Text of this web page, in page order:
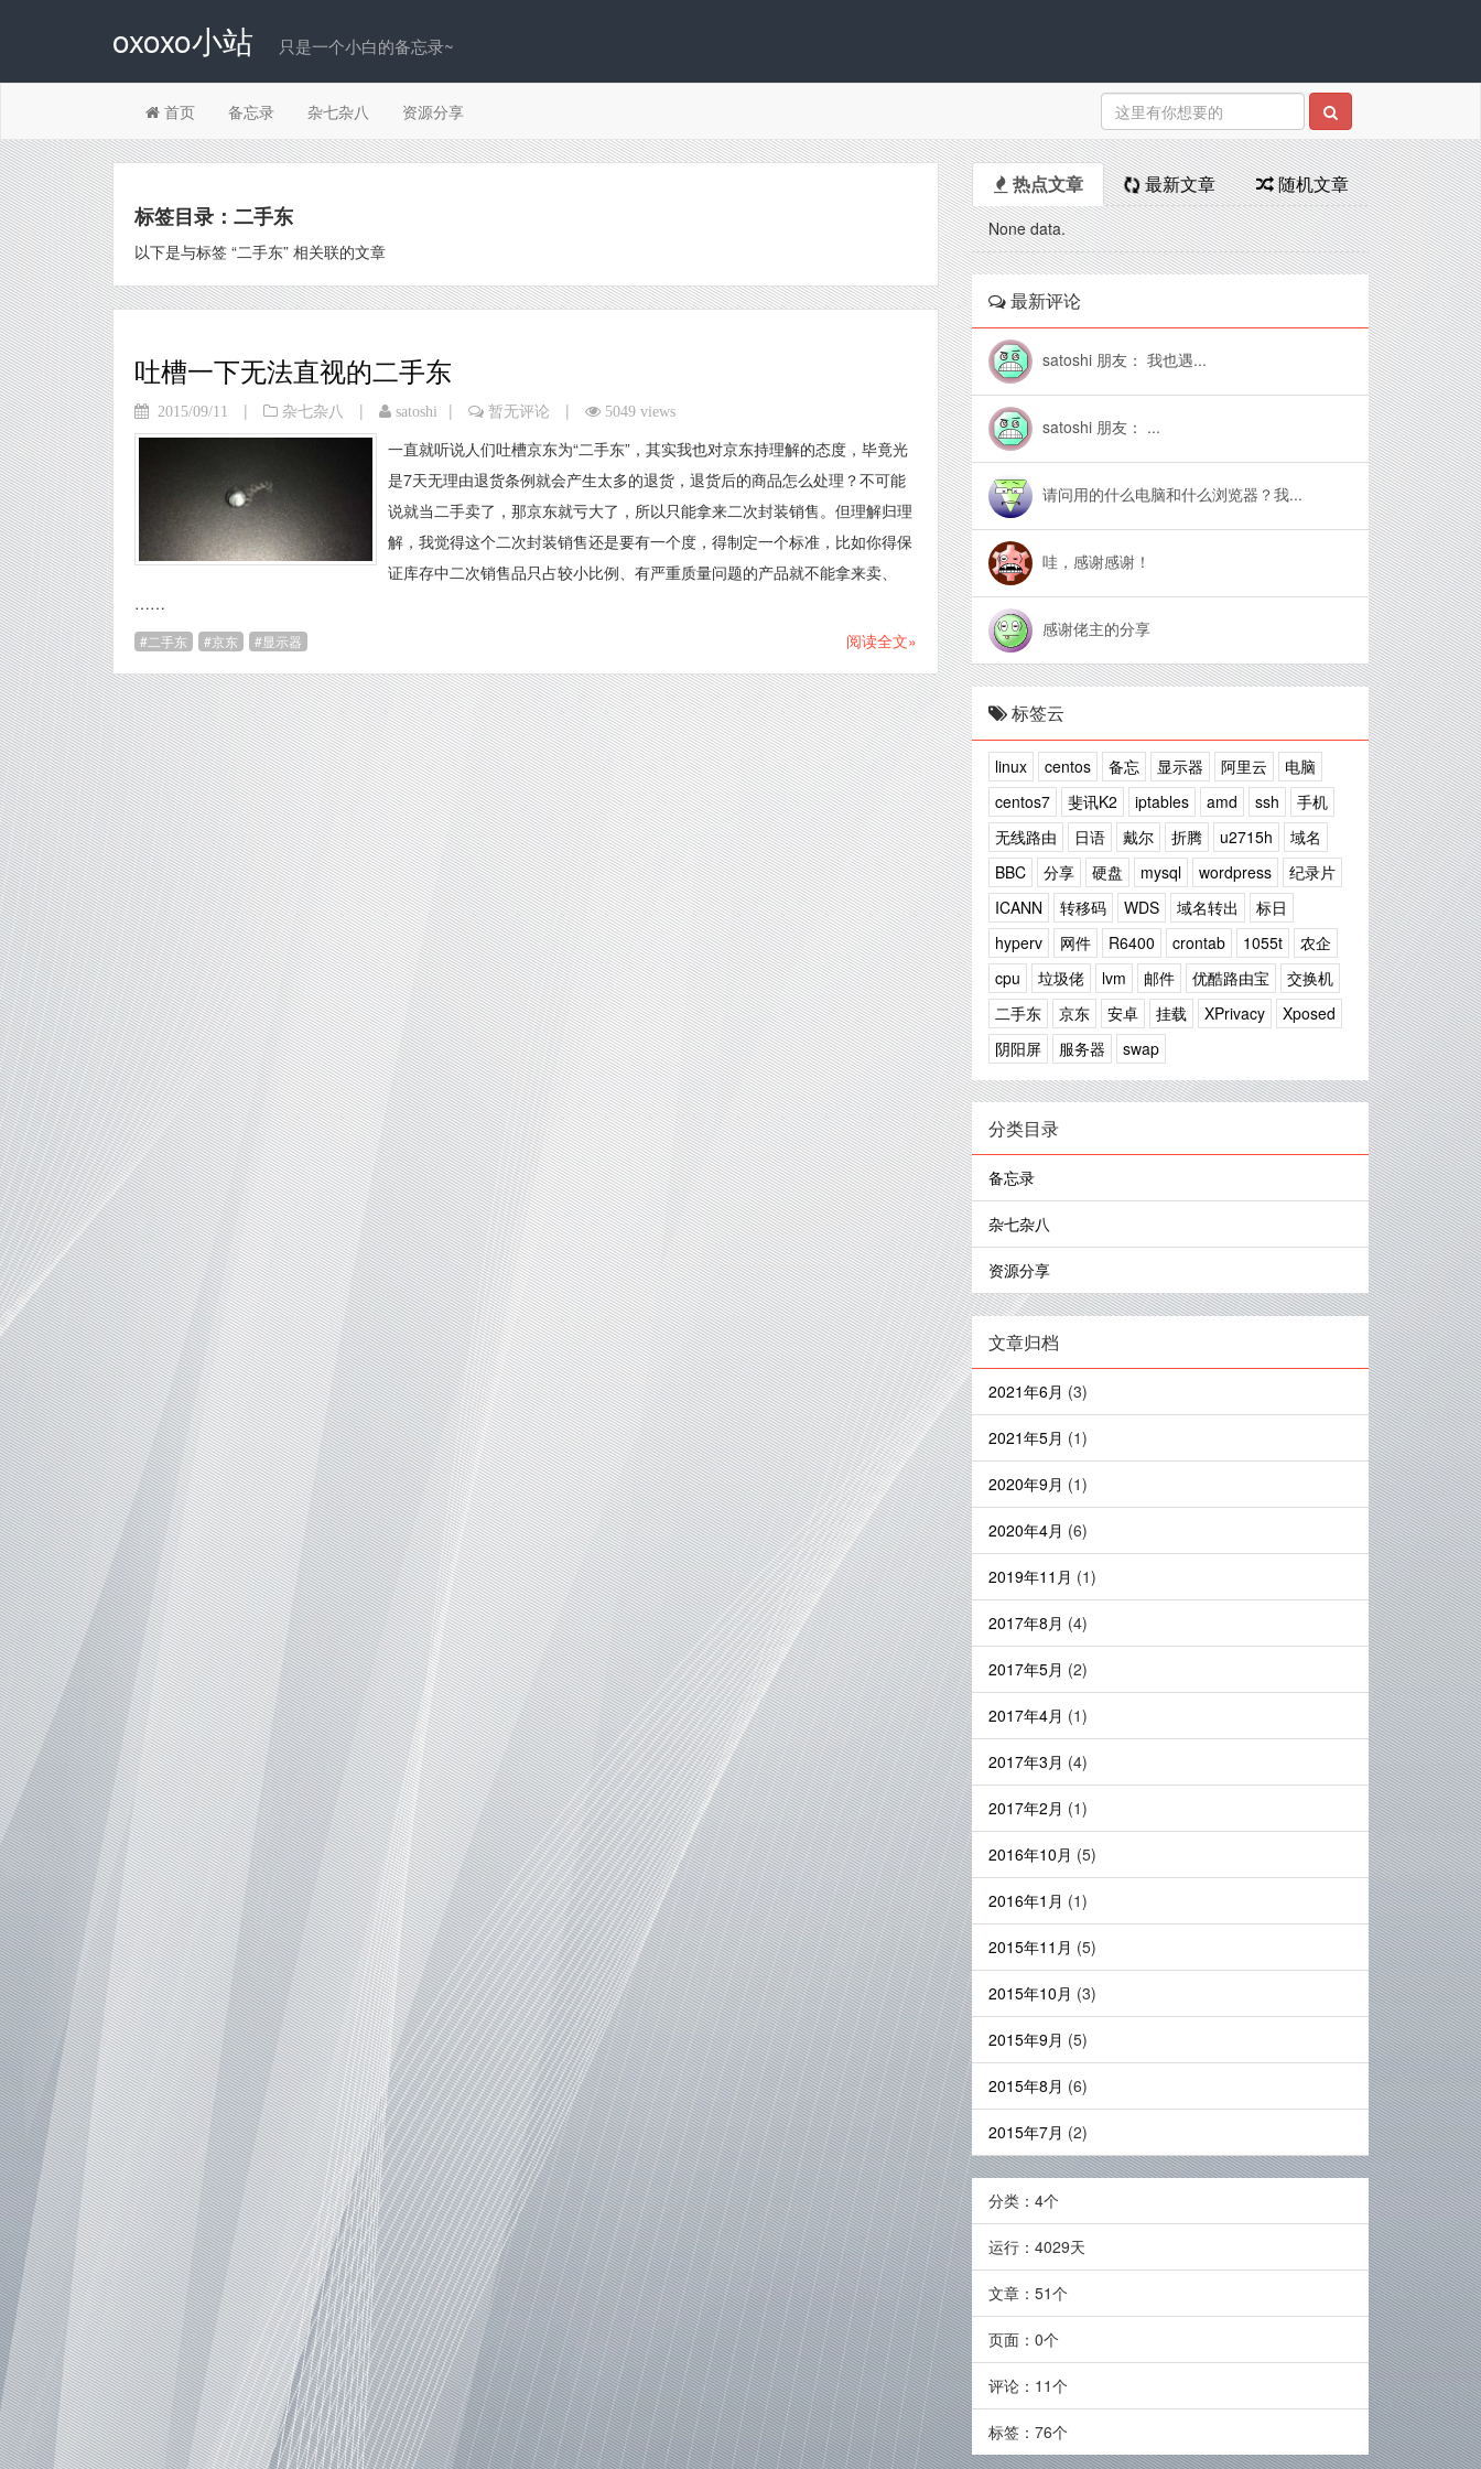
oxoxo小站 只是一个小白的备忘录~
首页 备忘录 杂七杂八 资源分享
标签目录：二手东
以下是与标签 “二手东” 相关联的文章
吐槽一下无法直视的二手东
2015/09/11 | 杂七杂八 | satoshi | 暂无评论 | 5049 views
一直就听说人们吐槽京东为“二手东”，其实我也对京东持理解的态度，毕竟光
是7天无理由退货条例就会产生太多的退货，退货后的商品怎么处理？不可能
说就当二手卖了，那京东就亏大了，所以只能拿来二次封装销售。但理解归理
解，我觉得这个二次封装销售还是要有一个度，得制定一个标准，比如你得保
证库存中二次销售品只占较小比例、有严重质量问题的产品就不能拿来卖、
……
二手东 京东 显示器 阅读全文»
热点文章 最新文章 随机文章
None data.
最新评论
satoshi 朋友： 我也遇...
satoshi 朋友： ...
请问用的什么电脑和什么浏览器？我...
哇，感谢感谢！
感谢佬主的分享
标签云
linux centos 备忘 显示器 阿里云
电脑
centos7
斐讯K2 iptables amd ssh
手机
无线路由
日语 戴尔 折腾 u2715h
域名
BBC
分享 硬盘 mysql wordpress
纪录片
ICANN
转移码 WDS 域名转出
标日
hyperv
网件 R6400 crontab 1055t
农企
cpu
垃圾佬 lvm 邮件 优酷路由宝
交换机
二手东
京东 安卓 挂载 XPrivacy
Xposed
阴阳屏
服务器 swap
分类目录
备忘录
杂七杂八
资源分享
文章归档
2021年6月 (3)
2021年5月 (1)
2020年9月 (1)
2020年4月 (6)
2019年11月 (1)
2017年8月 (4)
2017年5月 (2)
2017年4月 (1)
2017年3月 (4)
2017年2月 (1)
2016年10月 (5)
2016年1月 (1)
2015年11月 (5)
2015年10月 (3)
2015年9月 (5)
2015年8月 (6)
2015年7月 (2)
分类：4个
运行：4029天
文章：51个
页面：0个
评论：11个
标签：76个